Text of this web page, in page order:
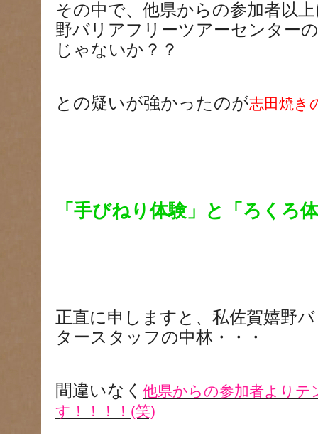
その中で、他県からの参加者以
野バリアフリーツアーセンター
じゃないか？？
との疑いが強かったのが志田焼き
「手びねり体験」と「ろくろ
正直に申しますと、私佐賀嬉野
タースタッフの中林・・・
間違いなく 他県からの参加者より
す！！！！(笑)